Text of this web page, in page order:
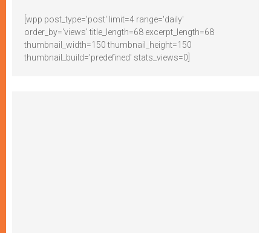
[wpp post_type='post' limit=4 range='daily'
order_by='views' title_length=68 excerpt_length=68
thumbnail_width=150 thumbnail_height=150
thumbnail_build='predefined' stats_views=0]